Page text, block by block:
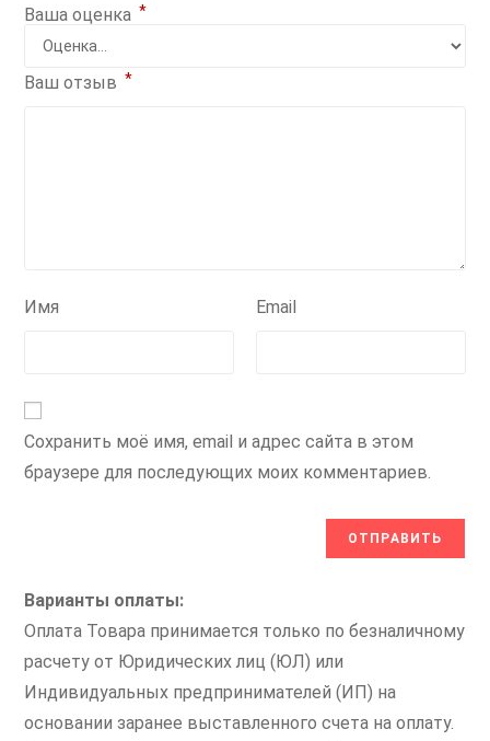
Ваша оценка *
Ваш отзыв *
Имя Email
Сохранить моё имя, email и адрес сайта в этом
браузере для последующих моих комментариев.
Варианты оплаты:
Оплата Товара принимается только по безналичному
расчету от Юридических лиц (ЮЛ) или
Индивидуальных предпринимателей (ИП) на
основании заранее выставленного счета на оплату.